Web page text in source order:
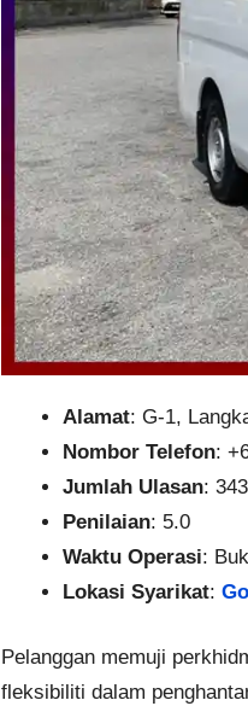
Alamat: G-1,
Nombor Telefon:
Jumlah Ulasan: 343
Penilaian: 5.0
Waktu Operasi:
Lokasi Syarikat:
Pelanggan memuji
fleksibiliti dalam